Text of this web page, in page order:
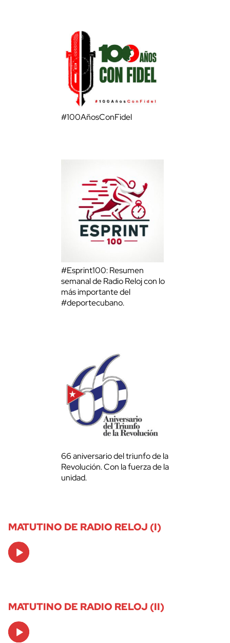
#100AñosConFidel
#Esprint100: Resumen
semanal de Radio Reloj con lo
más importante del
#deportecubano.
66 aniversario del triunfo de la
Revolución. Con la fuerza de la
unidad.
MATUTINO DE RADIO RELOJ (I)
Audio
Player
MATUTINO DE RADIO RELOJ (II)
Audio
Player